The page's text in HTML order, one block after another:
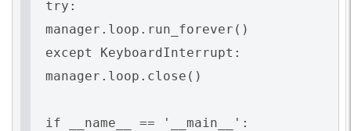
try:
manager.loop.run_forever()
except KeyboardInterrupt:
manager.loop.close()
if __name__ == '__main__':